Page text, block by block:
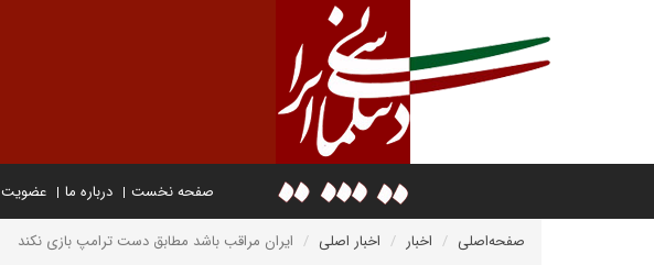
صفحه نخست درباره ما عضویت
صفحه‌اصلی اخبار اخبار اصلی ایران مراقب باشد مطابق دست ترامپ بازی نکند